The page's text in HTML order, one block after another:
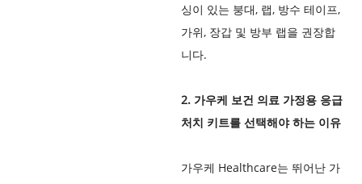
싱이 있는 붕대, 랩, 방수 테이프,
가위, 장갑 및 방부 랩을 권장합
니다.
2. 가우케 보건 의료 가정용 응급
처치 키트를 선택해야 하는 이유
가우케 Healthcare는 뛰어난 가